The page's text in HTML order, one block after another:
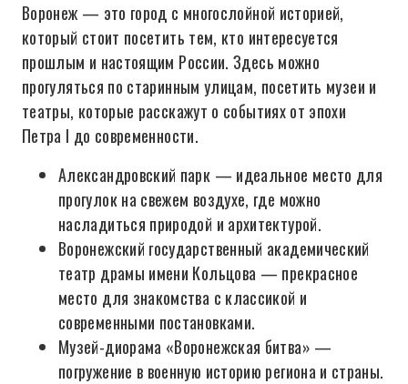
Воронеж — это город с многослойной историей,
который стоит посетить тем, кто интересуется
прошлым и настоящим России. Здесь можно
прогуляться по старинным улицам, посетить музеи и
театры, которые расскажут о событиях от эпохи
Петра I до современности.
Александровский парк — идеальное место для
прогулок на свежем воздухе, где можно
насладиться природой и архитектурой.
Воронежский государственный академический
театр драмы имени Кольцова — прекрасное
место для знакомства с классикой и
современными постановками.
Музей-диорама «Воронежская битва» —
погружение в военную историю региона и страны.